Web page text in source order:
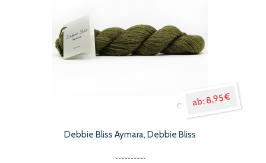
8,95 €
Debbie Bliss Aymara, Debbie Bliss